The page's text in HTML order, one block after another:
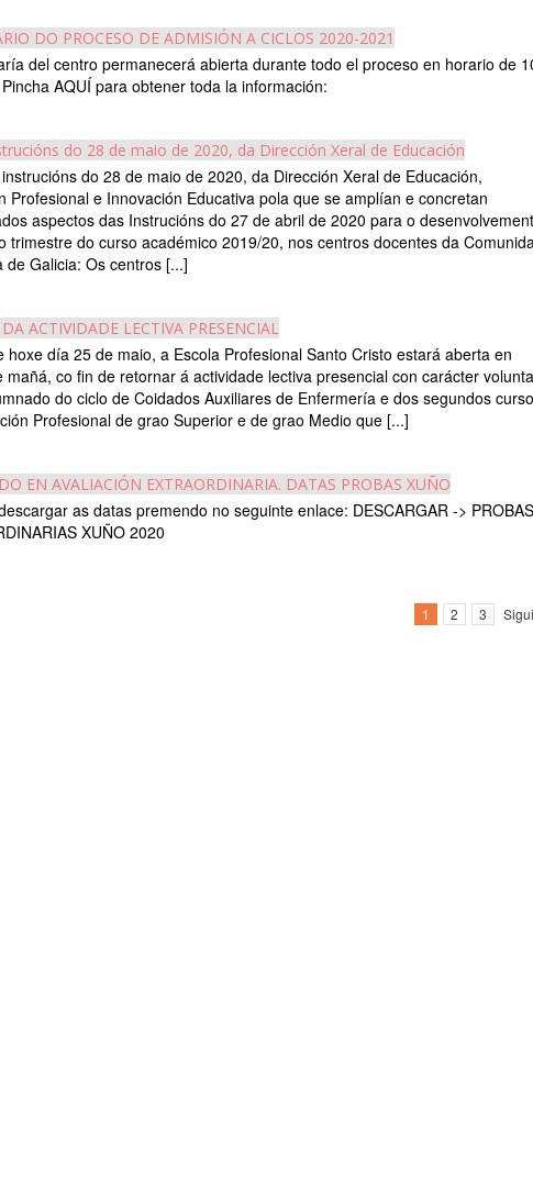
DO PROCESO DE ADMISIÓN A CICLOS 2020-2021
del centro permanecerá abierta durante todo el proceso en horario de
AQUÍ para obtener toda la información:
do 28 de maio de 2020, da Dirección Xeral de Educación
do 28 de maio de 2020, da Dirección Xeral de Educación,
Profesional e Innovación Educativa pola que se amplían e concretan
aspectos das Instrucións do 27 de abril de 2020 para o
trimestre do curso académico 2019/20, nos centros docentes da
de Galicia: Os centros [...]
ACTIVIDADE LECTIVA PRESENCIAL
hoxe día 25 de maio, a Escola Profesional Santo Cristo estará aberta en
mañá, co fin de retornar á actividade lectiva presencial con carácter
do ciclo de Coidados Auxiliares de Enfermería e dos segundos
Profesional de grao Superior e de grao Medio que [...]
EN AVALIACIÓN EXTRAORDINARIA. DATAS PROBAS XUÑO
as datas premendo no seguinte enlace: DESCARGAR -> PROBAS
XUÑO 2020
1 2 3